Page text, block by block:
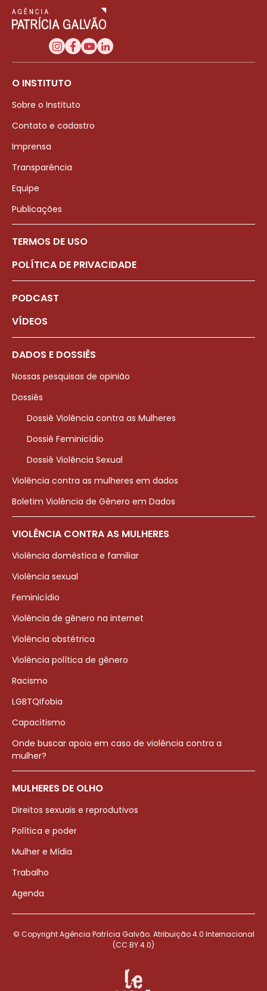
O INSTITUTO
Sobre o Instituto
Contato e cadastro
Imprensa
Transparência
Equipe
Publicações
TERMOS DE USO
POLÍTICA DE PRIVACIDADE
PODCAST
VÍDEOS
DADOS E DOSSIÊS
Nossas pesquisas de opinião
Dossiês
Dossiê Violência contra as Mulheres
Dossiê Feminicídio
Dossiê Violência Sexual
Violência contra as mulheres em dados
Boletim Violência de Gênero em Dados
VIOLÊNCIA CONTRA AS MULHERES
Violência doméstica e familiar
Violência sexual
Feminicídio
Violência de gênero na internet
Violência obstétrica
Violência política de gênero
Racismo
LGBTQIfobia
Capacitismo
Onde buscar apoio em caso de violência contra a
mulher?
MULHERES DE OLHO
Direitos sexuais e reprodutivos
Política e poder
Mulher e Mídia
Trabalho
Agenda
© Copyright Agência Patrícia Galvão. Atribuição 4.0 Internacional
(CC BY 4.0)